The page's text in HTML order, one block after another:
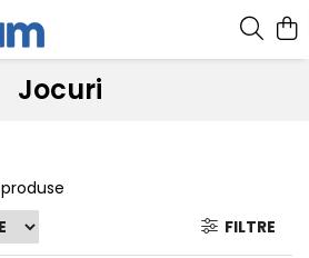
Jocuri
produse
FILTRE